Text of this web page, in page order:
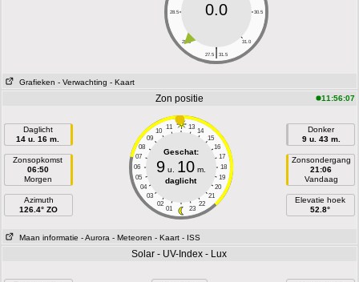
28.5 30.5
28.0 31.0
|
27.5 31.5
0.0
Grafieken - Verwachting - Kaart
Zon positie 11:56:07
Daglicht
14 u. 16 m.
Zonsopkomst
06:50
Morgen
Azimuth
126.4° ZO
11 13
10
14
09
15
08
16
07
17
06
18
05
19
04
20
03
21
02
22
01 23
Geschat:
9u. 10m.
daglicht
Donker
9 u. 43 m.
Zonsondergang
21:06
Vandaag
Elevatie hoek
52.8°
Maan informatie - Aurora - Meteoren - Kaart - ISS
Solar - UV-Index - Lux